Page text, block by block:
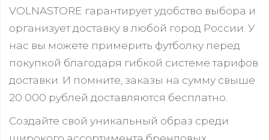
VOLNASTORE гарантирует удобство выбора и
организует доставку в любой город России. У
нас вы можете примерить футболку перед
покупкой благодаря гибкой системе тарифов
доставки. И помните, заказы на сумму свыше
20 000 рублей доставляются бесплатно.
Создайте свой уникальный образ среди